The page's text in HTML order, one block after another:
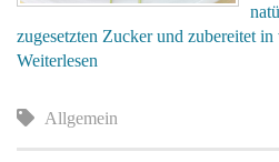
zugesetzten Zucker und zubereitet
Weiterlesen
Allgemein